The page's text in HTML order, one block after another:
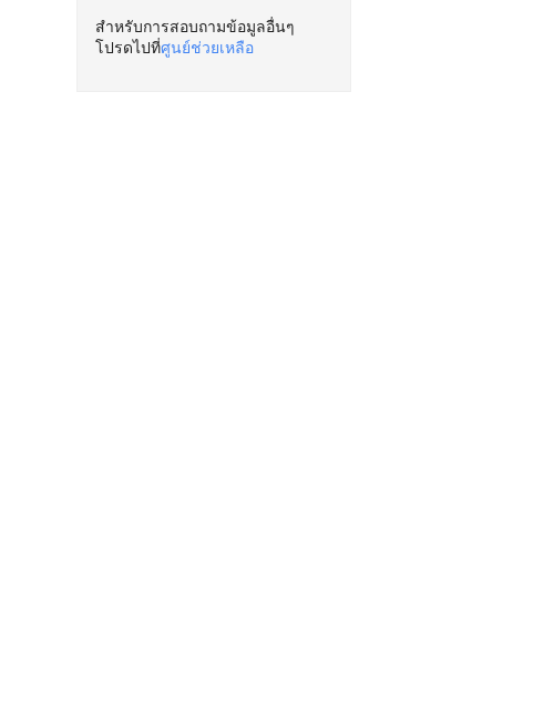
สำหรับการสอบถามข้อมูลอื่นๆ
โปรดไปที่ศูนย์ช่วยเหลือ